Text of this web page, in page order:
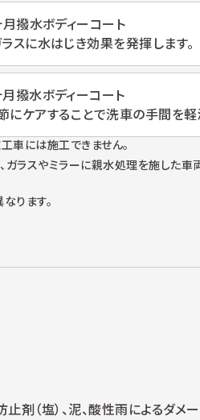
月撥水ボディーコート
スに水はじき効果を発揮します。
月撥水ボディーコート
にケアすることで洗車の手間を軽
車には施工できません。
ガラスやミラーに親水処理を施した車
ります。
剤（塩）、泥、酸性雨によるダメ